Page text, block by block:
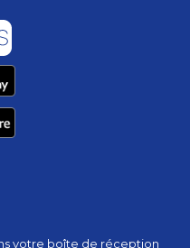
votre boîte de réception